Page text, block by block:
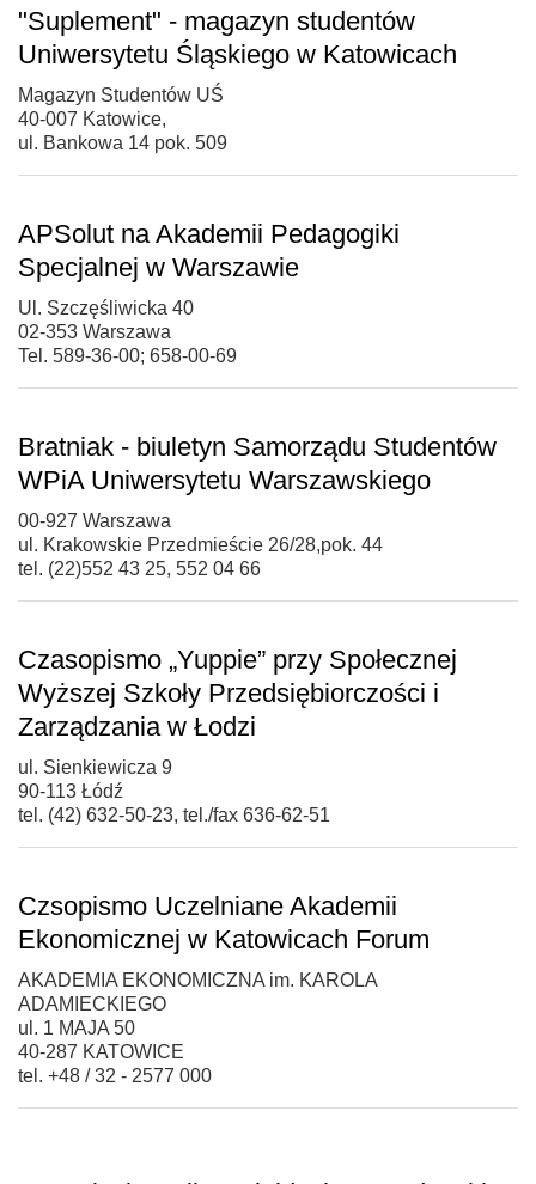
"Suplement" - magazyn studentów
Uniwersytetu Śląskiego w Katowicach
Magazyn Studentów UŚ
40-007 Katowice,
ul. Bankowa 14 pok. 509
APSolut na Akademii Pedagogiki
Specjalnej w Warszawie
Ul. Szczęśliwicka 40
02-353 Warszawa
Tel. 589-36-00; 658-00-69
Bratniak - biuletyn Samorządu Studentów
WPiA Uniwersytetu Warszawskiego
00-927 Warszawa
ul. Krakowskie Przedmieście 26/28,pok. 44
tel. (22)552 43 25, 552 04 66
Czasopismo „Yuppie” przy Społecznej
Wyższej Szkoły Przedsiębiorczości i
Zarządzania w Łodzi
ul. Sienkiewicza 9
90-113 Łódź
tel. (42) 632-50-23, tel./fax 636-62-51
Czsopismo Uczelniane Akademii
Ekonomicznej w Katowicach Forum
AKADEMIA EKONOMICZNA im. KAROLA
ADAMIECKIEGO
ul. 1 MAJA 50
40-287 KATOWICE
tel. +48 / 32 - 2577 000